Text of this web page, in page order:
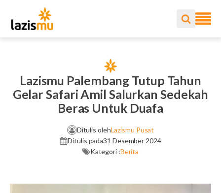
Lazismu Palembang Tutup Tahun
Gelar Safari Amil Salurkan Sedekah
Beras Untuk Duafa
Ditulis olehLazismu Pusat
Ditulis pada31 Desember 2024
Kategori :Berita